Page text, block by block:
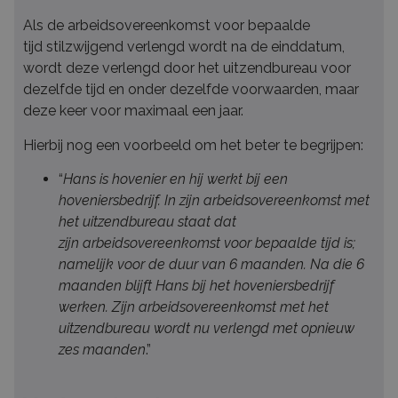
Als de arbeidsovereenkomst voor bepaalde
tijd stilzwijgend verlengd wordt na de einddatum,
wordt deze verlengd door het uitzendbureau voor
dezelfde tijd en onder dezelfde voorwaarden, maar
deze keer voor maximaal een jaar.
Hierbij nog een voorbeeld om het beter te begrijpen:
“Hans is hovenier en hij werkt bij een
hoveniersbedrijf. In zijn arbeidsovereenkomst met
het uitzendbureau staat dat
zijn arbeidsovereenkomst voor bepaalde tijd is;
namelijk voor de duur van 6 maanden. Na die 6
maanden blijft Hans bij het hoveniersbedrijf
werken. Zijn arbeidsovereenkomst met het
uitzendbureau wordt nu verlengd met opnieuw
zes maanden.”